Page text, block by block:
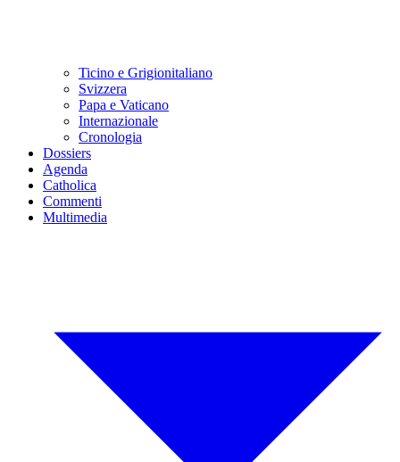
Ticino e Grigionitaliano
Svizzera
Papa e Vaticano
Internazionale
Cronologia
Dossiers
Agenda
Catholica
Commenti
Multimedia